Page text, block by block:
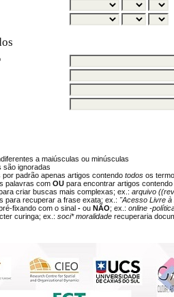
a maiúsculas ou minúsculas
são ignoradas
por padrão apenas artigos contendotodos os
palavras comOU para encontrar artigos
criar buscas mais complexas; ex.:arquivo
para recuperar a frase exata; ex.: "Acesso Livre à
fixando com o sinal- ou NÃO; ex.:online -
curinga; ex.:soci* moralidade recuperaria